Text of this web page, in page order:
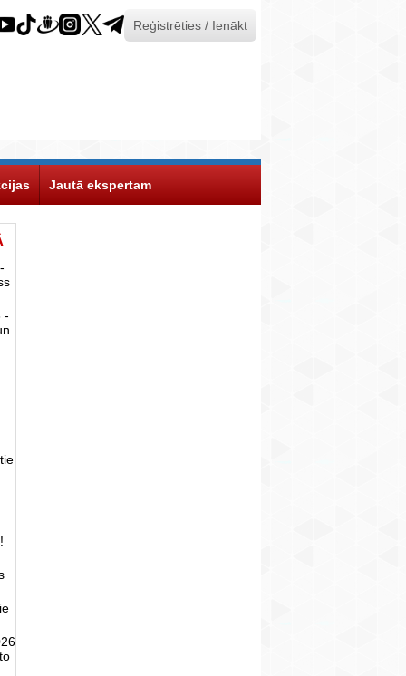
Reģistrēties / Ienākt
Jautā ekspertam
-